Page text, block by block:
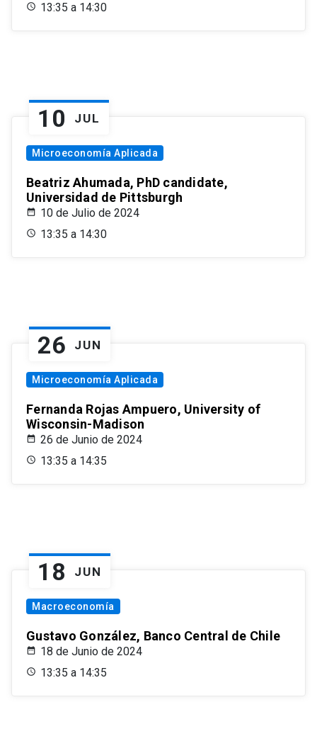
13:35 a 14:30
10 JUL
Microeconomía Aplicada
Beatriz Ahumada, PhD candidate,
Universidad de Pittsburgh
10 de Julio de 2024
13:35 a 14:30
26 JUN
Microeconomía Aplicada
Fernanda Rojas Ampuero, University of
Wisconsin-Madison
26 de Junio de 2024
13:35 a 14:35
18 JUN
Macroeconomía
Gustavo González, Banco Central de Chile
18 de Junio de 2024
13:35 a 14:35